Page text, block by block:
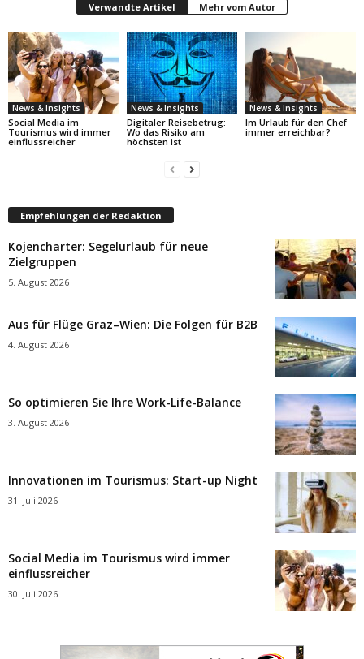
Verwandte Artikel Mehr vom Autor
News & Insights
Social Media im
Tourismus wird immer
einflussreicher
News & Insights
Digitaler Reisebetrug:
Wo das Risiko am
höchsten ist
News & Insights
Im Urlaub für den Chef
immer erreichbar?
Empfehlungen der Redaktion
Kojencharter: Segelurlaub für neue
Zielgruppen
5. August 2026
Aus für Flüge Graz–Wien: Die Folgen für B2B
4. August 2026
So optimieren Sie Ihre Work-Life-Balance
3. August 2026
Innovationen im Tourismus: Start-up Night
31. Juli 2026
Social Media im Tourismus wird immer
einflussreicher
30. Juli 2026